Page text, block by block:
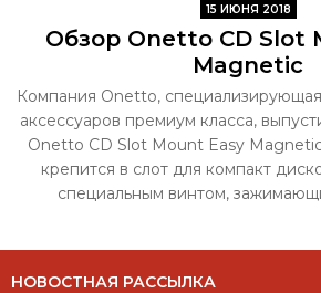
15 ИЮНЯ 2018
Обзор Onetto CD Slot
Magnetic
Компания Onetto,
аксессуаров премиум класса,
Onetto CD Slot Mount Easy
крепится в слот для компакт
специальным винтом,
НОВОСТНАЯ РАССЫЛКА